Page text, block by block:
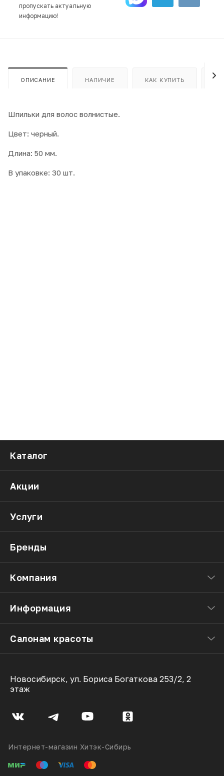
пропускать актуальную
информацию!
ОПИСАНИЕ НАЛИЧИЕ КАК КУПИТЬ
Шпильки для волос волнистые.
Цвет: черный.
Длина: 50 мм.
В упаковке: 30 шт.
Каталог
Акции
Услуги
Бренды
Компания
Информация
Салонам красоты
Новосибирск, ул. Бориса Богаткова 253/2, 2
этаж
Интернет-магазин Хитэк-Сибирь